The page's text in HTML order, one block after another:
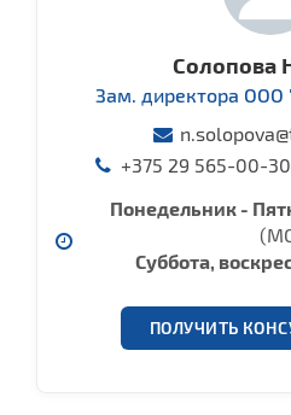
Солопова
Зам. директора ООО
+375 29 565-00-
Понедельник -
Cуббота,
ПОЛУЧИТЬ